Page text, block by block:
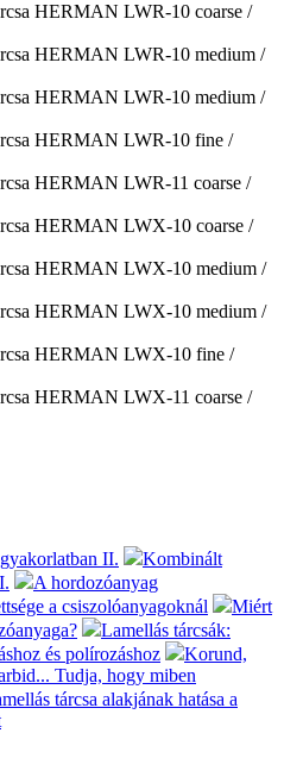
HERMAN LWR-10 coarse /
HERMAN LWR-10 medium /
HERMAN LWR-10 medium /
HERMAN LWR-10 fine /
HERMAN LWR-11 coarse /
HERMAN LWX-10 coarse /
HERMAN LWX-10 medium /
HERMAN LWX-10 medium /
HERMAN LWX-10 fine /
HERMAN LWX-11 coarse /
II.
Kombinált
A hordozóanyag
a csiszolóanyagoknál
Miért
Lamellás tárcsák:
és polírozáshoz
Korund,
Tudja, hogy miben
tárcsa alakjának hatása a